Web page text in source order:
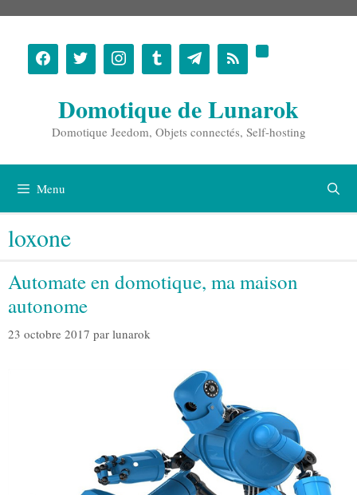
contenu
Domotique de Lunarok
Domotique Jeedom, Objets connectés, Self-hosting
Menu
loxone
Automate en domotique, ma maison
autonome
23 octobre 2017 par lunarok